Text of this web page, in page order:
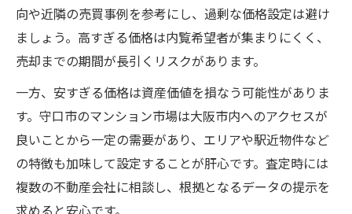
向や近隣の売買事例を参考にし、過剰な価格設定は避け
ましょう。高すぎる価格は内覧希望者が集まりにくく、
売却までの期間が長引くリスクがあります。
一方、安すぎる価格は資産価値を損なう可能性がありま
す。守口市のマンション市場は大阪市内へのアクセスが
良いことから一定の需要があり、エリアや駅近物件など
の特徴も加味して設定することが肝心です。査定時には
複数の不動産会社に相談し、根拠となるデータの提示を
求めると安心です。